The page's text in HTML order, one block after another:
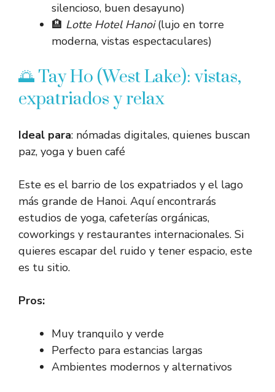
silencioso, buen desayuno)
🏨 Lotte Hotel Hanoi(lujo en torre
moderna, vistas espectaculares)
🌅 Tay Ho (West Lake): vistas,
expatriados y relax
Ideal para: nómadas digitales, quienes buscan
paz, yoga y buen café
Este es el barrio de los expatriados y el lago
más grande de Hanoi. Aquí encontrarás
estudios de yoga, cafeterías orgánicas,
coworkings y restaurantes internacionales. Si
quieres escapar del ruido y tener espacio, este
es tu sitio.
Pros:
Muy tranquilo y verde
Perfecto para estancias largas
Ambientes modernos y alternativos